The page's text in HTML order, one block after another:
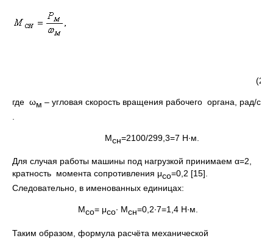
где ωм – угловая скорость вращения рабочего органа, рад/с
Мсн=2100/299,3=7 Н∙м.
Для случая работы машины под нагрузкой принимаем α=2,
кратность момента сопротивления μсо=0,2 [15].
Следовательно, в именованных единицах:
Мсо= μсо∙ Мсн=0,2∙7=1,4 Н∙м.
Таким образом, формула расчёта механической